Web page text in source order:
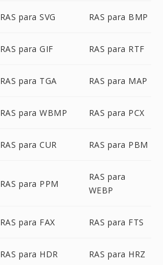
RAS para SVG RAS para BMP
RAS para GIF RAS para RTF
RAS para TGA RAS para MAP
RAS para WBMP RAS para PCX
RAS para CUR RAS para PBM
RAS para PPM
RAS para
WEBP
RAS para FAX RAS para FTS
RAS para HDR RAS para HRZ